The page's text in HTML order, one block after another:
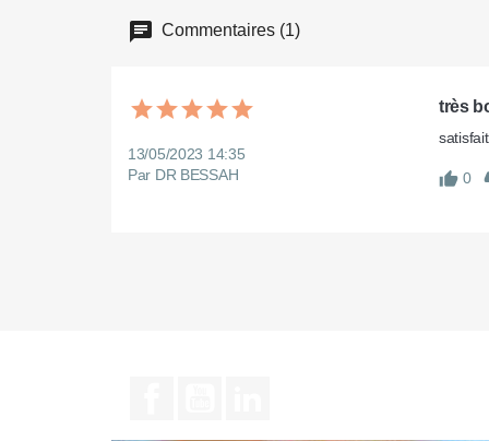
Commentaires (1)
13/05/2023 14:35
Par DR BESSAH
très
0